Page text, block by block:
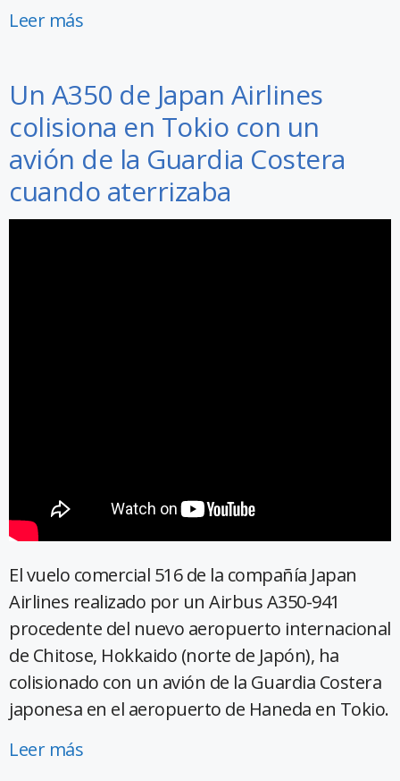
Leer más
Un A350 de Japan Airlines
colisiona en Tokio con un
avión de la Guardia Costera
cuando aterrizaba
El vuelo comercial 516 de la compañía Japan
Airlines realizado por un Airbus A350-941
procedente del nuevo aeropuerto internacional
de Chitose, Hokkaido (norte de Japón), ha
colisionado con un avión de la Guardia Costera
japonesa en el aeropuerto de Haneda en Tokio.
Leer más